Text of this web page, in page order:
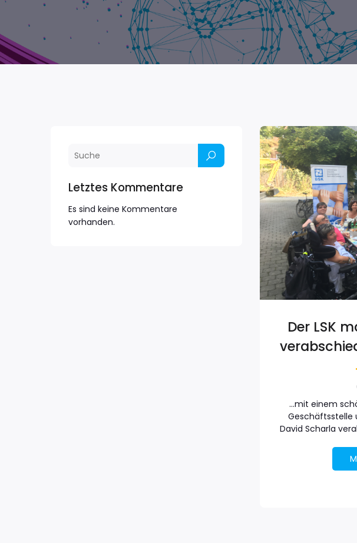
Letztes Kommentare
Es sind keine Kommentare
vorhanden.
Der LSK
…mit einem
Geschäftsstelle
David Scharla